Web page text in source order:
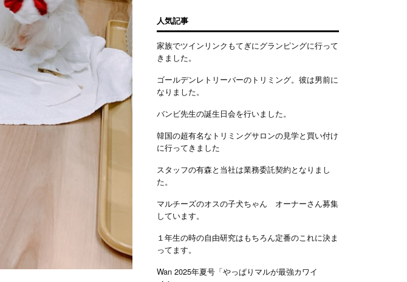
人気記事
家族でツインリンクもてぎにグランピングに行って
きました。
ゴールデンレトリーバーのトリミング。彼は男前に
なりました。
バンビ先生の誕生日会を行いました。
韓国の超有名なトリミングサロンの見学と買い付け
に行ってきました
スタッフの有森と当社は業務委託契約となりまし
た。
マルチーズのオスの子犬ちゃん オーナーさん募集
しています。
１年生の時の自由研究はもちろん定番のこれに決ま
ってます。
Wan 2025年夏号「やっぱりマルが最強カワイ